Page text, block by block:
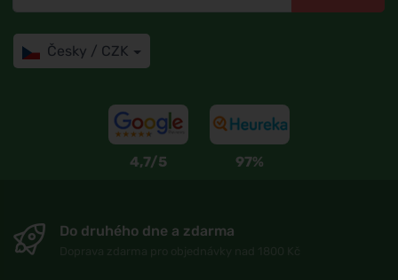
Česky / CZK
4,7/5 97%
Do druhého dne a zdarma